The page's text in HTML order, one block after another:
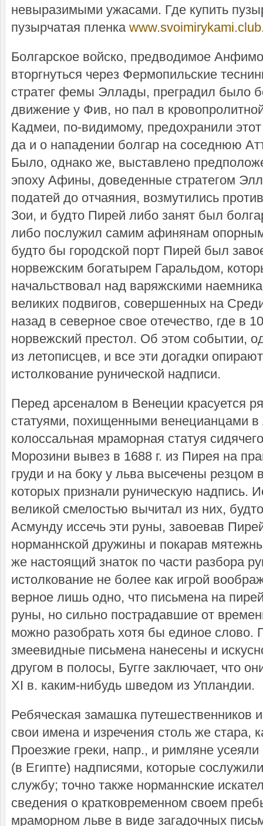
невыразимыми ужасами. Где купить
пузырчатая пленка www.svoimirykami.club
Болгарское войско, предводимое
вторгнуться через Фермопильские
стратег фемы Эллады, преградил было
движение у Фив, но пал в
Кадмеи, по-видимому, предохранили
да и о нападении болгар на соседнюю
Было, однако же, выставлено
эпоху Афины, доведенные стратегом
податей до отчаяния, возмутились
Зои, и будто Пирей либо занят был
либо послужил самим афинянам
будто бы городской порт Пирей был
норвежским богатырем Гаральдом,
начальствовал над варяжскими
великих подвигов, совершенных на
назад в северное свое отечество, где в
норвежский престол. Об этом событии,
из летописцев, и все эти догадки
истолкование рунической надписи.
Перед арсеналом в Венеции красуется
статуями, похищенными венецианцами
колоссальная мраморная статуя
Морозини вывез в 1688 г. из Пирея на
груди и на боку у льва высечены резцом
которых признали руническую надпись.
великой смелостью вычитал из них,
Асмунду иссечь эти руны, завоевав
норманнской дружины и покарав
же настоящий знаток по части разбора
истолкование не более как игрой
верное лишь одно, что письмена на
руны, но сильно пострадавшие от
можно разобрать хотя бы единое слово.
змеевидные письмена нанесены и
другом в полосы, Бугге заключает, что
XI в. каким-нибудь шведом из Упландии.
Ребяческая замашка путешественников
свои имена и изречения столь же стара,
Проезжие греки, напр., и римляне
(в Египте) надписями, которые
службу; точно также норманнские
сведения о кратковременном своем
мраморном льве в виде загадочных